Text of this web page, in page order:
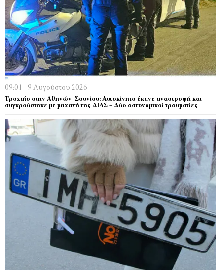
09:01 - 9 Αυγούστου 2026
Τροχαίο στην Αθηνών–Σουνίου: Αυτοκίνητο έκανε αναστροφή και
συγκρούστηκε με μηχανή της ΔΙΑΣ – Δύο αστυνομικοί τραυματίες